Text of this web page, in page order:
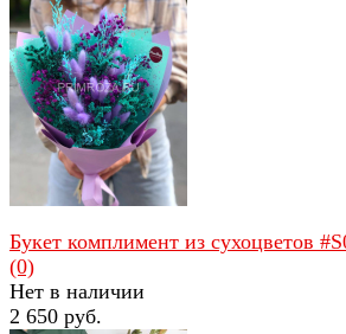
избранное сравнить
Букет комплимент из сухоцветов
(0)
Нет в наличии
2 650 руб.